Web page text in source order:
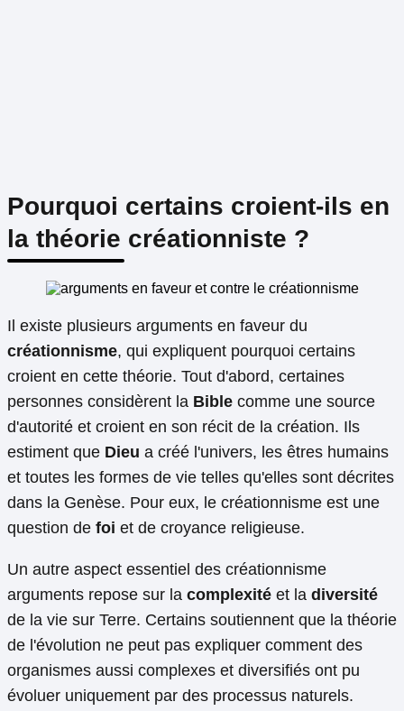
Pourquoi certains croient-ils en
la théorie créationniste ?
Il existe plusieurs arguments en faveur du
créationnisme, qui expliquent pourquoi certains
croient en cette théorie. Tout d'abord, certaines
personnes considèrent la Bible comme une source
d'autorité et croient en son récit de la création. Ils
estiment que Dieu a créé l'univers, les êtres humains
et toutes les formes de vie telles qu'elles sont décrites
dans la Genèse. Pour eux, le créationnisme est une
question de foi et de croyance religieuse.
Un autre aspect essentiel des créationnisme
arguments repose sur la complexité et la diversité
de la vie sur Terre. Certains soutiennent que la théorie
de l'évolution ne peut pas expliquer comment des
organismes aussi complexes et diversifiés ont pu
évoluer uniquement par des processus naturels.